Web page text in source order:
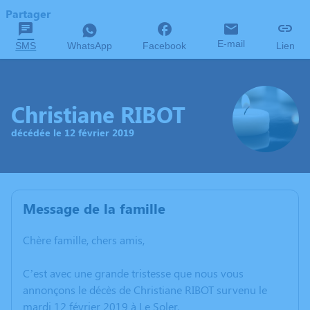
Partager
SMS WhatsApp Facebook E-mail Lien
Christiane RIBOT
décédée le 12 février 2019
Message de la famille
Chère famille, chers amis,
C’est avec une grande tristesse que nous vous
annonçons le décès de Christiane RIBOT survenu le
mardi 12 février 2019 à Le Soler.